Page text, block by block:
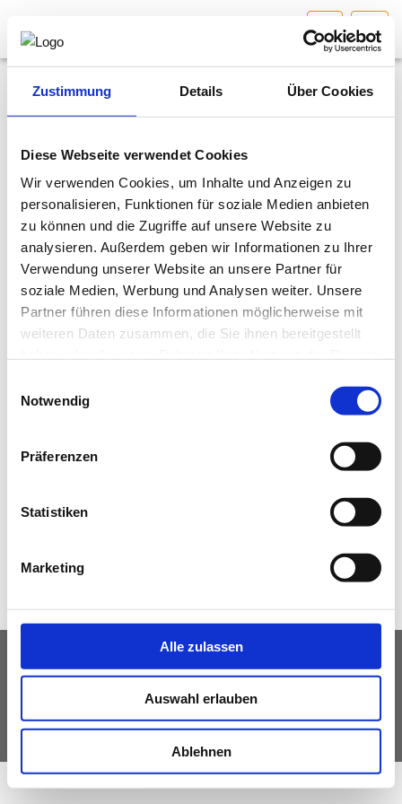
Zustimmung Details Über Cookies
Diese Webseite verwendet Cookies
Wir verwenden Cookies, um Inhalte und Anzeigen zu
personalisieren, Funktionen für soziale Medien anbieten
zu können und die Zugriffe auf unsere Website zu
analysieren. Außerdem geben wir Informationen zu Ihrer
Verwendung unserer Website an unsere Partner für
soziale Medien, Werbung und Analysen weiter. Unsere
Partner führen diese Informationen möglicherweise mit
weiteren Daten zusammen, die Sie ihnen bereitgestellt
Notwendig
Präferenzen
Statistiken
Marketing
Alle zulassen
Auswahl erlauben
Ablehnen
NÖ
Bundesland auswählen HOME
DAS INGENIEURBÜRO
INTERESSEN­VERTRETUNG
MITGLIEDER­VERZEICHNIS
SERVICE
News
29.06.2023
ORF Beitrag - Beraten, Planen, Begutachten -
Fachbereich Mechatronik
ORF Beitrag - Beraten, Planen, Begutachten - Fachbereich
Mechatronik
Bitteakzeptieren Sie Marketing-
Cookies, um dieses Video anzusehen.
Zurück
IMPRESSUM DATENSCHUTZ
© Fachverband Ingenieurbüros Österreich